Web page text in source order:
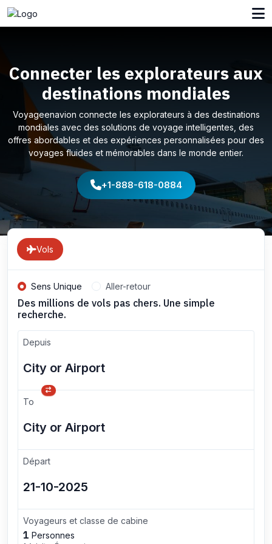
Connecter les explorateurs aux
destinations mondiales
Voyageenavion connecte les explorateurs à des destinations
mondiales avec des solutions de voyage intelligentes, des
offres abordables et des expériences personnalisées pour des
voyages fluides et mémorables dans le monde entier.
+1-888-618-0884
Vols
Sens Unique Aller-retour
Des millions de vols pas chers. Une simple
recherche.
Depuis
To
Départ
Voyageurs et classe de cabine
1 Personnes